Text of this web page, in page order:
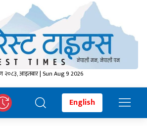
२०८३, आइतबार | Sun Aug 9 2026
English